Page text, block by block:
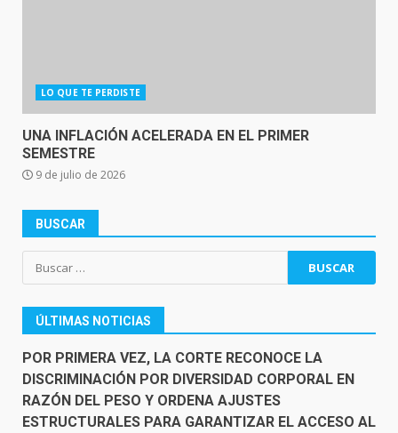
LO QUE TE PERDISTE
UNA INFLACIÓN ACELERADA EN EL PRIMER
SEMESTRE
9 de julio de 2026
BUSCAR
Buscar:
ÚLTIMAS NOTICIAS
POR PRIMERA VEZ, LA CORTE RECONOCE LA
DISCRIMINACIÓN POR DIVERSIDAD CORPORAL EN
RAZÓN DEL PESO Y ORDENA AJUSTES
ESTRUCTURALES PARA GARANTIZAR EL ACCESO AL